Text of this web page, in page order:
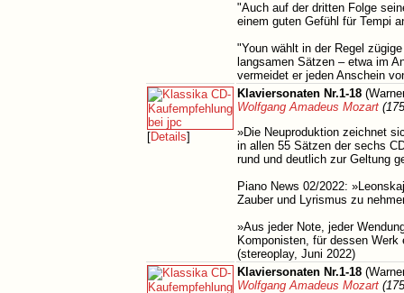
"Auch auf der dritten Folge
einem guten Gefühl für Tempi
"Youn wählt in der Regel
langsamen Sätzen – etwa im
vermeidet er jeden Anschein
[Details]
Klaviersonaten Nr.1-18
Wolfgang Amadeus Mozart
»Die Neuproduktion zeichnet
in allen 55 Sätzen der sechs
rund und deutlich zur Geltung
Piano News 02/2022:
Zauber und Lyrismus zu
»Aus jeder Note, jeder
Komponisten, für dessen
(stereoplay, Juni 2022)
Klaviersonaten Nr.1-18
Wolfgang Amadeus Mozart